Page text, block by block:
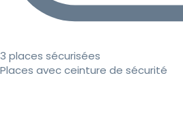
3 places sécurisées
Places avec ceinture de sécurité